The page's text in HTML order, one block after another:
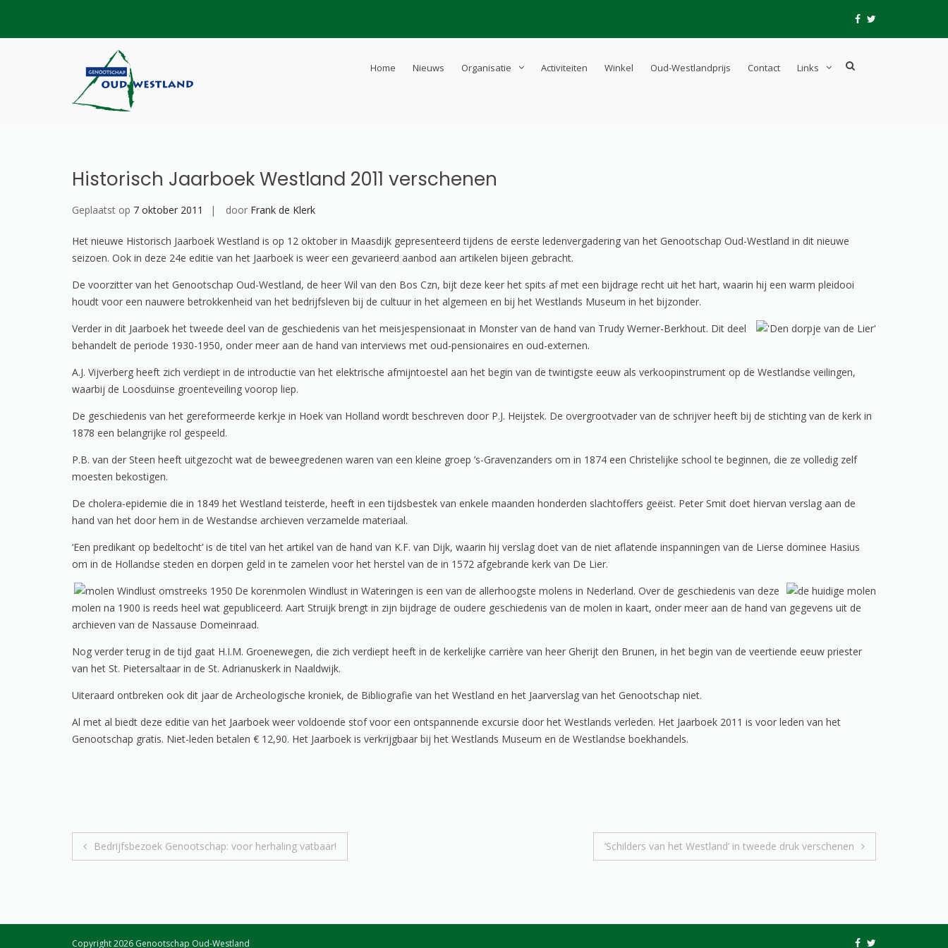
fb
Home Nieuws Organisatie Activiteiten Winkel Oud-Westlandprijs Contact Links
Show
Historisch Jaarboek Westland 2011 verschenen
Geplaatst op 7 oktober 2011 door Frank de Klerk
Het nieuwe Historisch Jaarboek Westland is op 12 oktober in Maasdijk gepresenteerd tijdens de eerste ledenvergadering van het Genootschap Oud-Westland in dit nieuwe
seizoen. Ook in deze 24e editie van het Jaarboek is weer een gevarieerd aanbod aan artikelen bijeen gebracht.
De voorzitter van het Genootschap Oud-Westland, de heer Wil van den Bos Czn, bijt deze keer het spits af met een bijdrage recht uit het hart, waarin hij een warm pleidooi
houdt voor een nauwere betrokkenheid van het bedrijfsleven bij de cultuur in het algemeen en bij het Westlands Museum in het bijzonder.
Verder in dit Jaarboek het tweede deel van de geschiedenis van het meisjespensionaat in Monster van de hand van Trudy Werner-Berkhout. Dit deel
behandelt de periode 1930-1950, onder meer aan de hand van interviews met oud-pensionaires en oud-externen.
A.J. Vijverberg heeft zich verdiept in de introductie van het elektrische afmijntoestel aan het begin van de twintigste eeuw als verkoopinstrument op de Westlandse veilingen,
waarbij de Loosduinse groenteveiling voorop liep.
De geschiedenis van het gereformeerde kerkje in Hoek van Holland wordt beschreven door P.J. Heijstek. De overgrootvader van de schrijver heeft bij de stichting van de kerk in
1878 een belangrijke rol gespeeld.
P.B. van der Steen heeft uitgezocht wat de beweegredenen waren van een kleine groep ’s-Gravenzanders om in 1874 een Christelijke school te beginnen, die ze volledig zelf
moesten bekostigen.
De cholera-epidemie die in 1849 het Westland teisterde, heeft in een tijdsbestek van enkele maanden honderden slachtoffers geëist. Peter Smit doet hiervan verslag aan de
hand van het door hem in de Westandse archieven verzamelde materiaal.
‘Een predikant op bedeltocht’ is de titel van het artikel van de hand van K.F. van Dijk, waarin hij verslag doet van de niet aflatende inspanningen van de Lierse dominee Hasius
om in de Hollandse steden en dorpen geld in te zamelen voor het herstel van de in 1572 afgebrande kerk van De Lier.
De korenmolen Windlust in Wateringen is een van de allerhoogste molens in Nederland. Over de geschiedenis van deze
molen na 1900 is reeds heel wat gepubliceerd. Aart Struijk brengt in zijn bijdrage de oudere geschiedenis van de molen in kaart, onder meer aan de hand van gegevens uit de
archieven van de Nassause Domeinraad.
Nog verder terug in de tijd gaat H.I.M. Groenewegen, die zich verdiept heeft in de kerkelijke carrière van heer Gherijt den Brunen, in het begin van de veertiende eeuw priester
van het St. Pietersaltaar in de St. Adrianuskerk in Naaldwijk.
Uiteraard ontbreken ook dit jaar de Archeologische kroniek, de Bibliografie van het Westland en het Jaarverslag van het Genootschap niet.
Al met al biedt deze editie van het Jaarboek weer voldoende stof voor een ontspannende excursie door het Westlands verleden. Het Jaarboek 2011 is voor leden van het
Genootschap gratis. Niet-leden betalen € 12,90. Het Jaarboek is verkrijgbaar bij het Westlands Museum en de Westlandse boekhandels.
Bericht
Bedrijfsbezoek Genootschap: voor herhaling vatbaar! ‘Schilders van het Westland’ in tweede druk verschenen
Copyright 2026 Genootschap Oud-Westland fb